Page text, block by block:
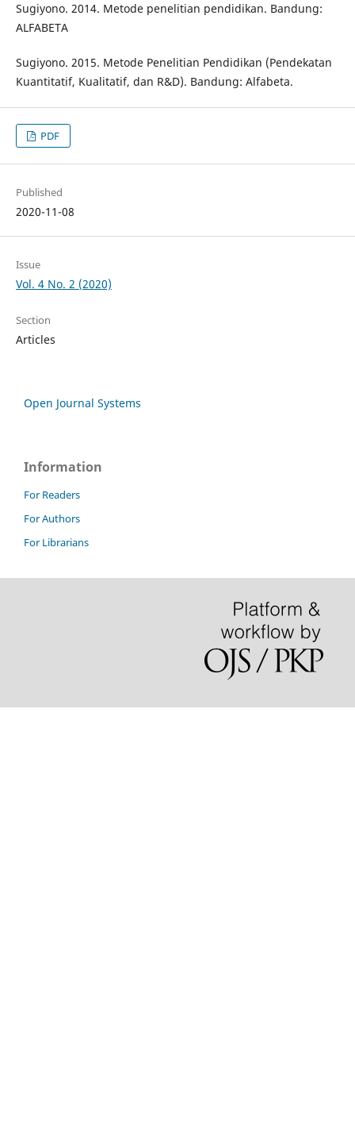
Sugiyono. 2014. Metode penelitian pendidikan. Bandung:
ALFABETA
Sugiyono. 2015. Metode Penelitian Pendidikan (Pendekatan
Kuantitatif, Kualitatif, dan R&D). Bandung: Alfabeta.
PDF
Published
2020-11-08
Issue
Vol. 4 No. 2 (2020)
Section
Articles
Open Journal Systems
Information
For Readers
For Authors
For Librarians